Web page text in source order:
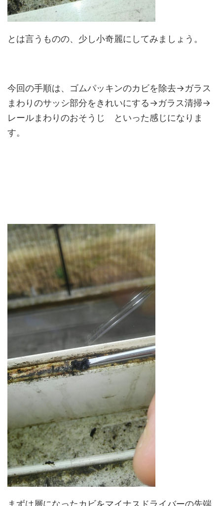
とは言うものの、少し小奇麗にしてみましょう。
今回の手順は、ゴムパッキンのカビを除去→ガラス
まわりのサッシ部分をきれいにする→ガラス清掃→
レールまわりのおそうじ といった感じになりま
す。